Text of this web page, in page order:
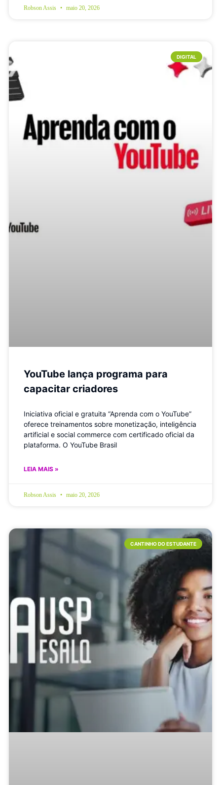
Robson Assis maio 20, 2026
DIGITAL
YouTube lança programa para
capacitar criadores
Iniciativa oficial e gratuita “Aprenda com o YouTube”
oferece treinamentos sobre monetização, inteligência
artificial e social commerce com certificado oficial da
plataforma. O YouTube Brasil
LEIA MAIS »
Robson Assis maio 20, 2026
CANTINHO DO ESTUDANTE